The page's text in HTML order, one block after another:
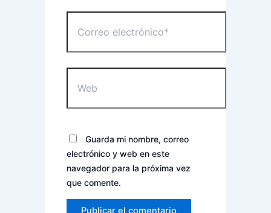
electrónico*
Guarda mi nombre, correo
electrónico y web en este
navegador para la próxima vez
que comente.